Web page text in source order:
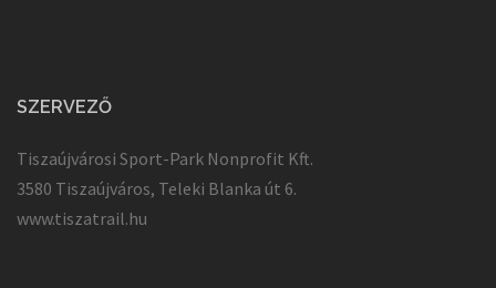
SZERVEZŐ
Tiszaújvárosi Sport-Park Nonprofit Kft.
3580 Tiszaújváros, Teleki Blanka út 6.
www.tiszatrail.hu